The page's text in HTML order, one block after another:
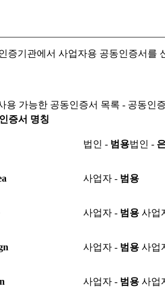
증기관에서 사업자용 공동인증서를
용 가능한 공동인증서 목록 - 공동인
인증서 명칭
법인 - 범용법인 -
사업자 - 범용
사업자 - 범용 사업
사업자 - 범용 사업
사업자 - 범용 사업